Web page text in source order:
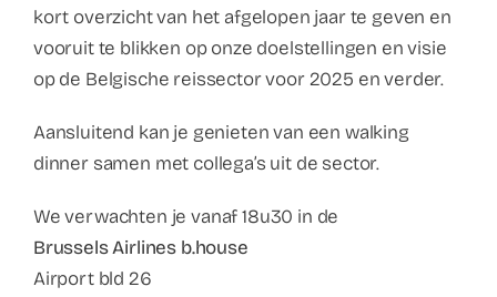
kort overzicht van het afgelopen jaar te geven en
vooruit te blikken op onze doelstellingen en visie
op de Belgische reissector voor 2025 en verder.
Aansluitend kan je genieten van een walking
dinner samen met collega’s uit de sector.
We verwachten je vanaf 18u30 in de
Brussels Airlines b.house
Airport bld 26